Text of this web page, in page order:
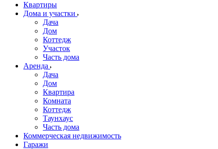
Квартиры
Дома и участки
Дача
Дом
Коттедж
Участок
Часть дома
Аренда
Дача
Дом
Квартира
Комната
Коттедж
Таунхаус
Часть дома
Коммерческая недвижимость
Гаражи